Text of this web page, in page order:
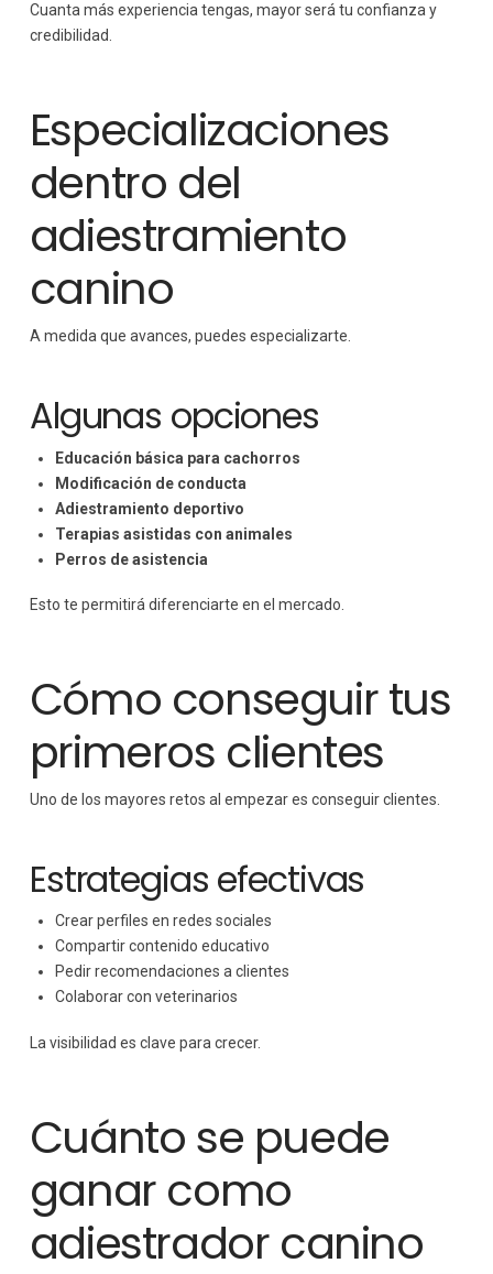
Cuanta más experiencia tengas, mayor será tu confianza y
credibilidad.
Especializaciones
dentro del
adiestramiento
canino
A medida que avances, puedes especializarte.
Algunas opciones
Educación básica para cachorros
Modificación de conducta
Adiestramiento deportivo
Terapias asistidas con animales
Perros de asistencia
Esto te permitirá diferenciarte en el mercado.
Cómo conseguir tus
primeros clientes
Uno de los mayores retos al empezar es conseguir clientes.
Estrategias efectivas
Crear perfiles en redes sociales
Compartir contenido educativo
Pedir recomendaciones a clientes
Colaborar con veterinarios
La visibilidad es clave para crecer.
Cuánto se puede
ganar como
adiestrador canino